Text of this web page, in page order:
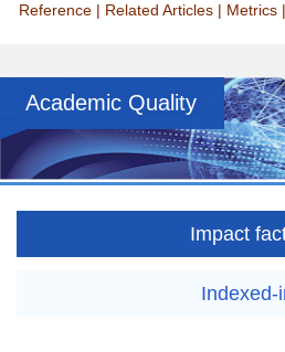
Reference | Related Articles | Metrics
Academic Quality
Impact
Indexed-